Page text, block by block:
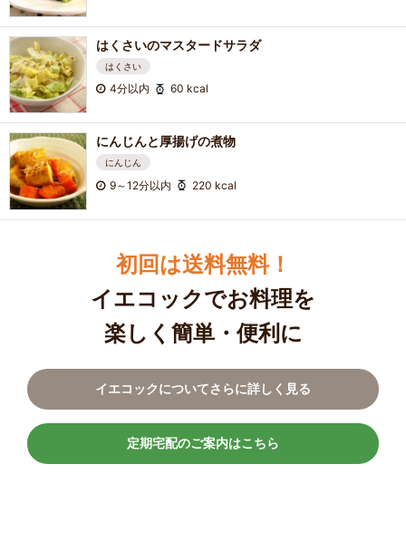
はくさいのマスタードサラダ
はくさい
4分以内 60 kcal
にんじんと厚揚げの煮物
にんじん
9～12分以内 220 kcal
初回は送料無料！
イエコックでお料理を
楽しく簡単・便利に
イエコックについてさらに詳しく見る
定期宅配のご案内はこちら